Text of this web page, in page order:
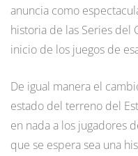
anuncia como
historia de las Series del
inicio de los juegos de
De igual manera el
estado del terreno del
en nada a los jugadores
que se espera sea una